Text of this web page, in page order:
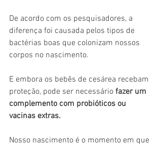
De acordo com os pesquisadores, a
diferença foi causada pelos tipos de
bactérias boas que colonizam nossos
corpos no nascimento.
E embora os bebês de cesárea recebam
proteção, pode ser necessário fazer um
complemento com probióticos ou
vacinas extras.
Nosso nascimento é o momento em que